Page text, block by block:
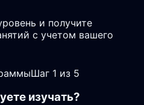
и получите
с учетом вашего
Шаг 1 из 5
изучать?